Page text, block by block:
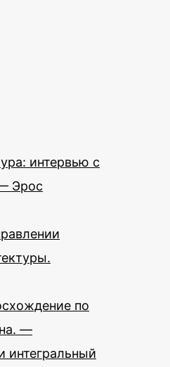
интервью с
Эрос
по
—
интегральный